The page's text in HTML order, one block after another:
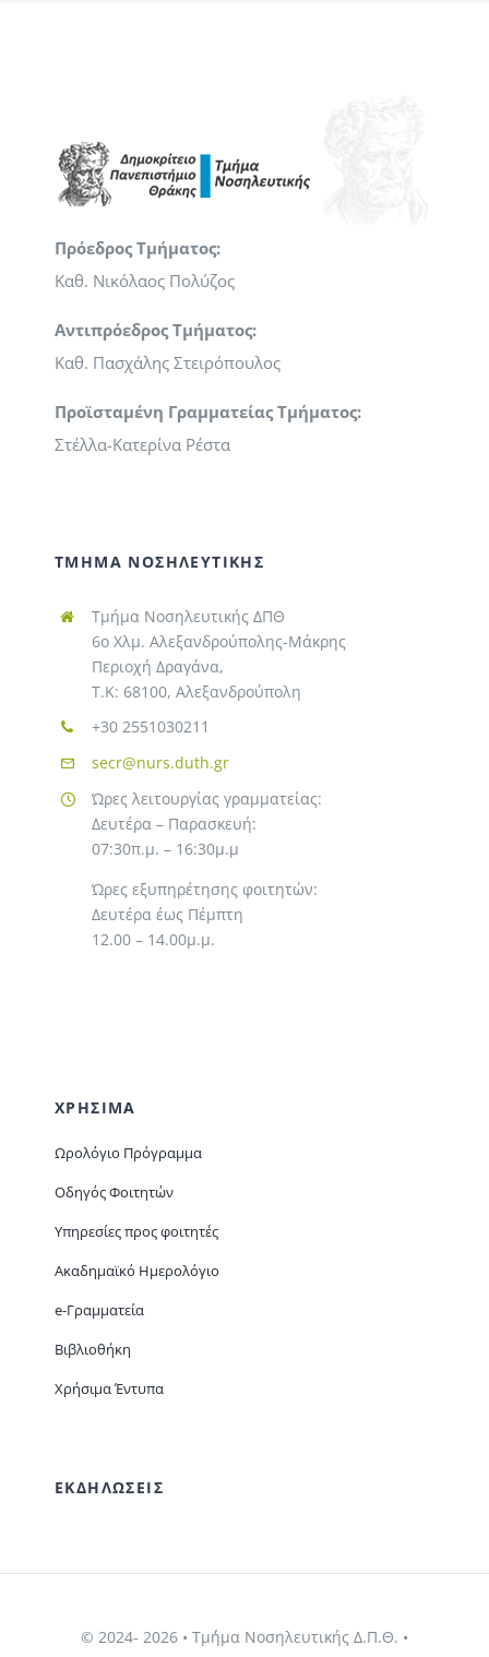
Πρόεδρος Τμήματος:
Καθ. Νικόλαος Πολύζος
Αντιπρόεδρος Τμήματος:
Καθ. Πασχάλης Στειρόπουλος
Προϊσταμένη Γραμματείας Τμήματος:
Στέλλα-Κατερίνα Ρέστα
ΤΜΗΜΑ ΝΟΣΗΛΕΥΤΙΚΗΣ
Τμήμα Νοσηλευτικής ΔΠΘ
6ο Χλμ. Αλεξανδρούπολης-Μάκρης
Περιοχή Δραγάνα,
T.K: 68100, Αλεξανδρούπολη
+30 2551030211
secr@nurs.duth.gr
Ώρες λειτουργίας γραμματείας:
Δευτέρα – Παρασκευή:
07:30π.μ. – 16:30μ.μ
Ώρες εξυπηρέτησης φοιτητών:
Δευτέρα έως Πέμπτη
12.00 – 14.00μ.μ.
ΧΡΗΣΙΜΑ
Ωρολόγιο Πρόγραμμα
Οδηγός Φοιτητών
Υπηρεσίες προς φοιτητές
Ακαδημαϊκό Ημερολόγιο
e-Γραμματεία
Βιβλιοθήκη
Χρήσιμα Έντυπα
ΕΚΔΗΛΩΣΕΙΣ
© 2024- 2026 • Τμ΄ήμα Νοσηλευτικής Δ.Π.Θ. •